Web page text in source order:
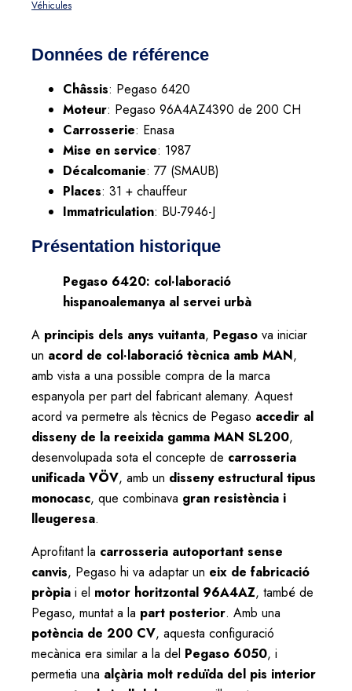
Véhicules
Données de référence
Châssis: Pegaso 6420
Moteur: Pegaso 96A4AZ4390 de 200 CH
Carrosserie: Enasa
Mise en service: 1987
Décalcomanie: 77 (SMAUB)
Places: 31 + chauffeur
Immatriculation: BU-7946-J
Présentation historique
Pegaso 6420: col·laboració
hispanoalemanya al servei urbà
A principis dels anys vuitanta, Pegaso va iniciar
un acord de col·laboració tècnica amb MAN,
amb vista a una possible compra de la marca
espanyola per part del fabricant alemany. Aquest
acord va permetre als tècnics de Pegaso accedir al
disseny de la reeixida gamma MAN SL200,
desenvolupada sota el concepte de carrosseria
unificada VÖV, amb un disseny estructural tipus
monocasc, que combinava gran resistència i
lleugeresa.
Aprofitant la carrosseria autoportant sense
canvis, Pegaso hi va adaptar un eix de fabricació
pròpia i el motor horitzontal 96A4AZ, també de
Pegaso, muntat a la part posterior. Amb una
potència de 200 CV, aquesta configuració
mecànica era similar a la del Pegaso 6050, i
permetia una alçària molt reduïda del pis interior